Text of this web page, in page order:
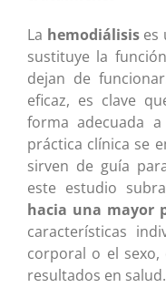
La hemodiálisises
sustituye la
dejan de
eficaz, es clave
forma adecuada
práctica clínica se
sirven de guía
este estudio
hacia una mayor
características
corporal o el
resultados en salud.